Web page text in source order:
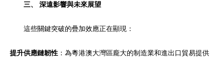
三、 深遠影響與未來展望
這些關鍵突破的疊加效應正在顯現：
提升供應鏈韌性 ：為粵港澳大灣區龐大的制造業和進出口貿易提供